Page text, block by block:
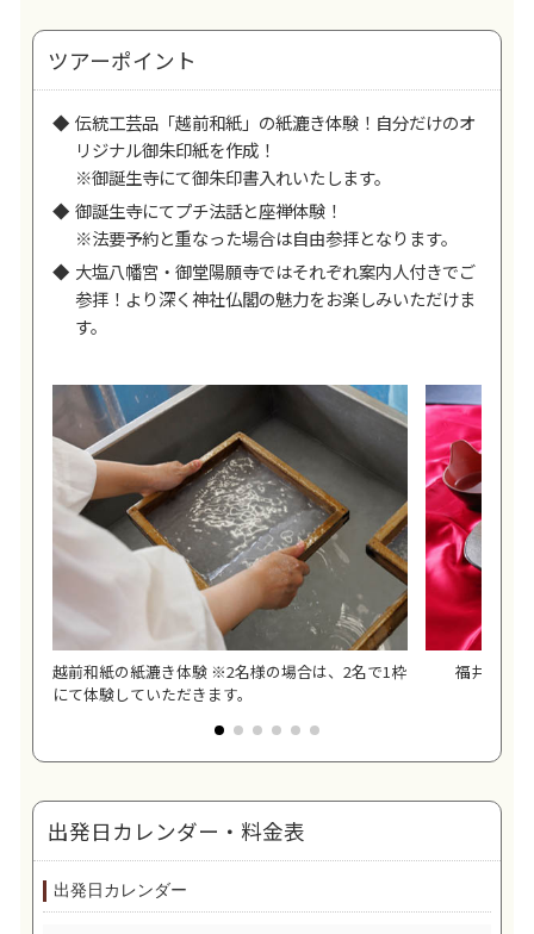
ツアーポイント
伝統工芸品「越前和紙」の紙漉き体験！自分だけのオ
リジナル御朱印紙を作成！
※御誕生寺にて御朱印書入れいたします。
御誕生寺にてプチ法話と座禅体験！
※法要予約と重なった場合は自由参拝となります。
大塩八幡宮・御堂陽願寺ではそれぞれ案内人付きでご
参拝！より深く神社仏閣の魅力をお楽しみいただけま
す。
越前和紙の紙漉き体験 ※2名様の場合は、2名で1枠
にて体験していただきます。
福井名物
出発日カレンダー・料金表
出発日カレンダー